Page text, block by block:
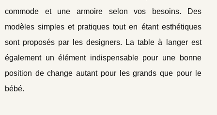
commode et une armoire selon vos besoins. Des
modèles simples et pratiques tout en étant esthétiques
sont proposés par les designers. La table à langer est
également un élément indispensable pour une bonne
position de change autant pour les grands que pour le
bébé.